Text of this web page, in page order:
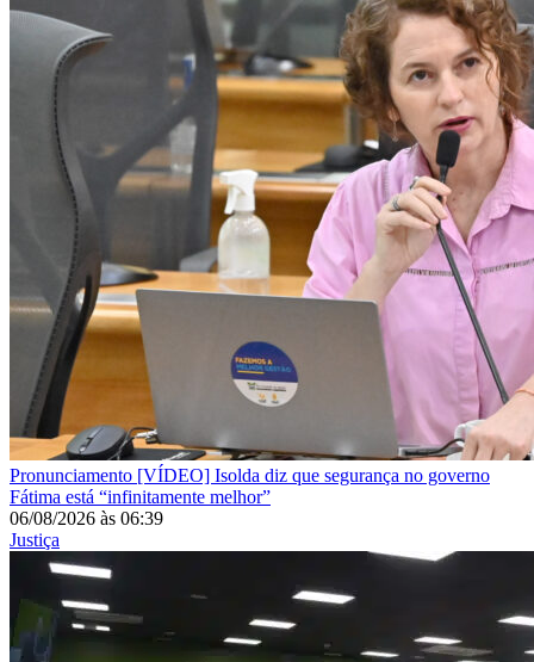
Pronunciamento [VÍDEO] Isolda diz que segurança no governo
Fátima está “infinitamente melhor”
06/08/2026 às 06:39
Justiça